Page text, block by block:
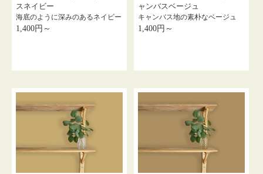
スネイビー
海底のように深みのあるネイビー
1,400円～
ャンバスベージュ
キャンバス地の素朴なベージュ
1,400円～